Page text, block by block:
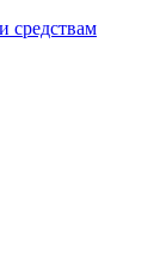
средствам